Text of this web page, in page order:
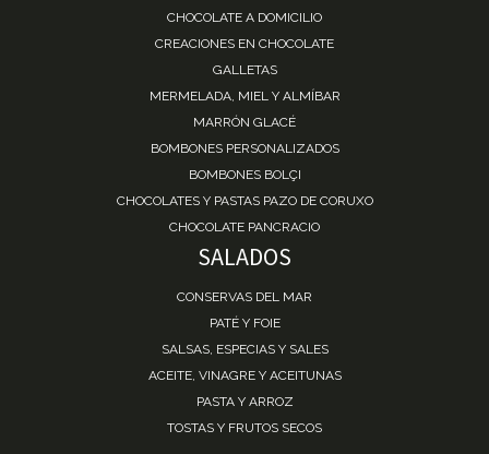
CHOCOLATE A DOMICILIO
CREACIONES EN CHOCOLATE
GALLETAS
MERMELADA, MIEL Y ALMÍBAR
MARRÓN GLACÉ
BOMBONES PERSONALIZADOS
BOMBONES BOLÇI
CHOCOLATES Y PASTAS PAZO DE CORUXO
CHOCOLATE PANCRACIO
SALADOS
CONSERVAS DEL MAR
PATÉ Y FOIE
SALSAS, ESPECIAS Y SALES
ACEITE, VINAGRE Y ACEITUNAS
PASTA Y ARROZ
TOSTAS Y FRUTOS SECOS